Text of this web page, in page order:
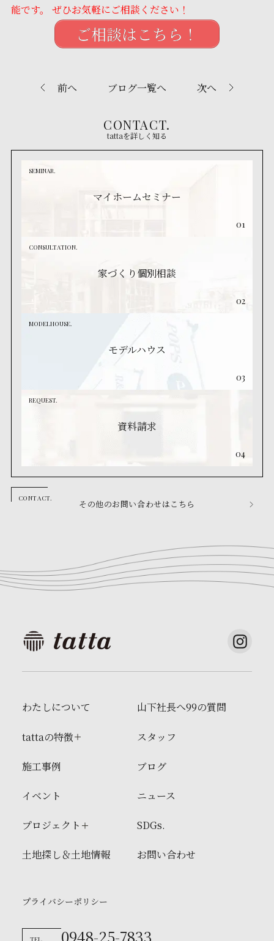
能です。 ぜひお気軽にご相談ください！
ご相談はこちら！
前へ ブログ一覧へ 次へ
CONTACT.
tattaを詳しく知る
SEMINAR.
マイホームセミナー
01
CONSULTATION.
家づくり個別相談
02
MODELHOUSE.
モデルハウス
03
REQUEST.
資料請求
04
その他のお問い合わせはこちら
わたしについて
tattaの特徴
施工事例
イベント
プロジェクト
土地探し＆土地情報
山下社長へ99の質問
スタッフ
ブログ
ニュース
SDGs.
お問い合わせ
プライバシーポリシー
TEL. 0948-25-7833